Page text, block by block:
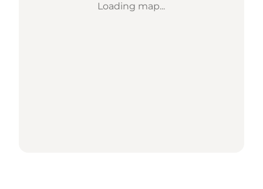
Loading map...